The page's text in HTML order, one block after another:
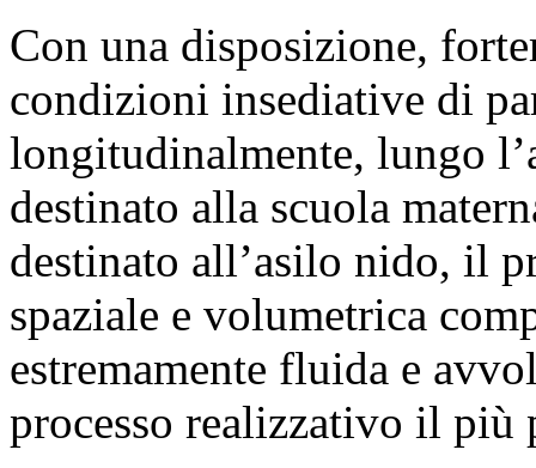
Con una disposizione,
condizioni insediative di
longitudinalmente, lungo
destinato alla scuola
destinato all’asilo nido, il
spaziale e volumetrica
estremamente fluida e
processo realizzativo il più